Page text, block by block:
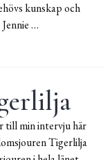
kunskap och
…
till min intervju här
Tigerlilja